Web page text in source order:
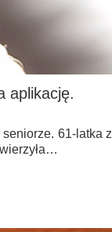
aplikację.
61-latka z